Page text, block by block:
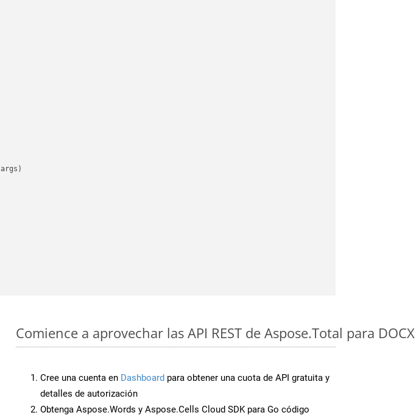
Comience a aprovechar las API REST de Aspose.Total para
Cree una cuenta en Dashboard para obtener una cuota de API gratuita y
detalles de autorización
Obtenga Aspose.Words y Aspose.Cells Cloud SDK para Go código